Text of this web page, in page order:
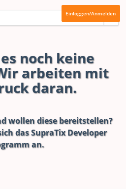
Einloggen/Anmelden
noch keine
arbeiten mit
daran.
wollen diese bereitstellen?
dasSupraTix Developer
an.